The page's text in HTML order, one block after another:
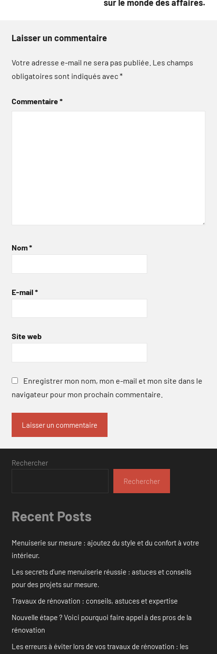
sur le monde des affaires.
Laisser un commentaire
Votre adresse e-mail ne sera pas publiée. Les champs
obligatoires sont indiqués avec*
Commentaire*
Nom*
E-mail *
Site web
Enregistrer mon nom, mon e-mail et mon site dans le
navigateur pour mon prochain commentaire.
Rechercher
Rechercher
Recent Posts
Menuiserie sur mesure : ajoutez du style et du confort à votre
intérieur.
Les secrets d’une menuiserie réussie : astuces et conseils
pour des projets sur mesure.
Travaux de rénovation : conseils, astuces et expertise
Nouvelle étape ? Voici pourquoi faire appel à des pros de la
rénovation
Les erreurs à éviter lors de vos travaux de rénovation : les